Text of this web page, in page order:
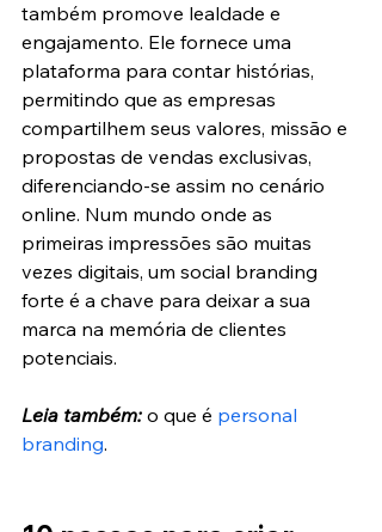
também promove lealdade e
engajamento. Ele fornece uma
plataforma para contar histórias,
permitindo que as empresas
compartilhem seus valores, missão e
propostas de vendas exclusivas,
diferenciando-se assim no cenário
online. Num mundo onde as
primeiras impressões são muitas
vezes digitais, um social branding
forte é a chave para deixar a sua
marca na memória de clientes
potenciais.
Leia também: o que é personal
branding.